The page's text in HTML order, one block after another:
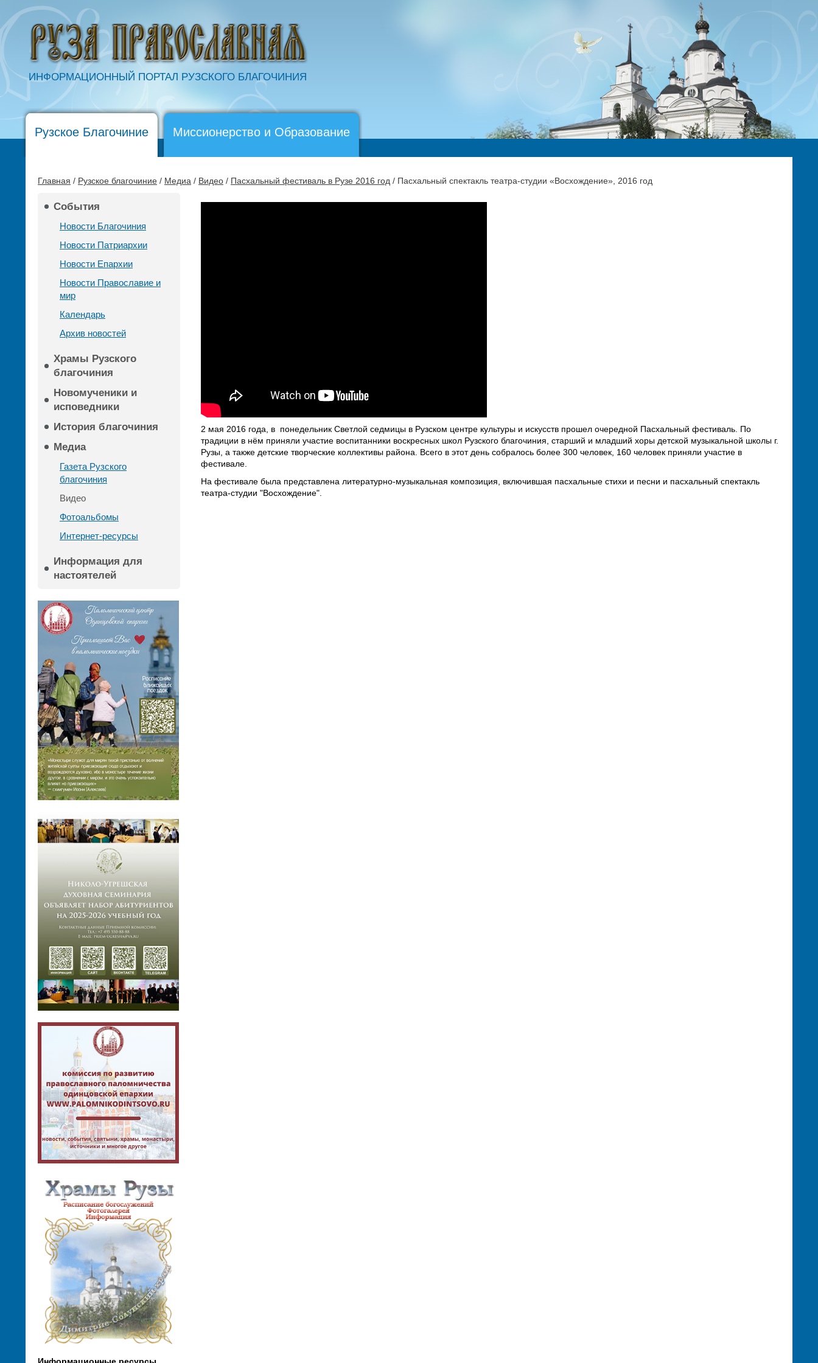
ИНФОРМАЦИОННЫЙ ПОРТАЛ РУЗСКОГО БЛАГОЧИНИЯ
Рузское Благочиние Миссионерство и Образование
Главная / Рузское благочиние / Медиа / Видео / Пасхальный фестиваль в Рузе 2016 год / Пасхальный спектакль театра-студии «Восхождение», 2016 год
События
Новости Благочиния
Новости Патриархии
Новости Епархии
Новости Православие и
мир
Календарь
Архив новостей
Храмы Рузского
благочиния
Новомученики и
исповедники
История благочиния
Медиа
Газета Рузского
благочиния
Видео
Фотоальбомы
Интернет-ресурсы
Информация для
настоятелей
2 мая 2016 года, в понедельник Светлой седмицы в Рузском центре культуры и искусств прошел очередной Пасхальный фестиваль. По
традиции в нём приняли участие воспитанники воскресных школ Рузского благочиния, старший и младший хоры детской музыкальной школы г.
Рузы, а также детские творческие коллективы района. Всего в этот день собралось более 300 человек, 160 человек приняли участие в
фестивале.
На фестивале была представлена литературно-музыкальная композиция, включившая пасхальные стихи и песни и пасхальный спектакль
театра-студии "Восхождение".